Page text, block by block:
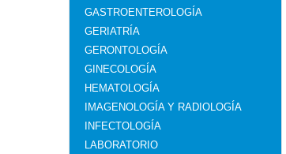
GASTROENTEROLOGÍA
GERIATRÍA
GERONTOLOGÍA
GINECOLOGÍA
HEMATOLOGÍA
IMAGENOLOGÍA Y RADIOLOGÍA
INFECTOLOGÍA
LABORATORIO